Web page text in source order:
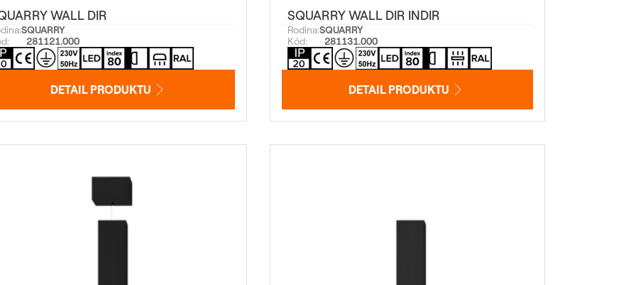
WALL DIR
SQUARRY
281121.000
DETAIL PRODUKTU
SQUARRY WALL DIR INDIR
Rodina:SQUARRY
Kód:
281131.000
DETAIL PRODUKTU